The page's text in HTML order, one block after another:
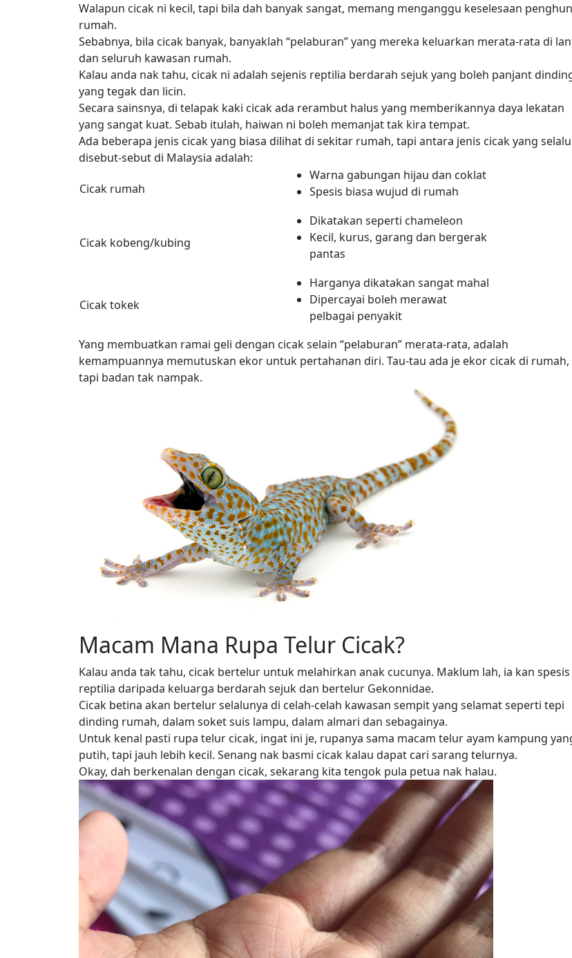
Walapun cicak ni kecil, tapi bila dah banyak sangat, memang menganggu keselesaan
rumah.
Sebabnya, bila cicak banyak, banyaklah “pelaburan” yang mereka keluarkan merata-rata di
dan seluruh kawasan rumah.
Kalau anda nak tahu, cicak ni adalah sejenis reptilia berdarah sejuk yang boleh panjant
yang tegak dan licin.
Secara sainsnya, di telapak kaki cicak ada rerambut halus yang memberikannya daya lekatan
yang sangat kuat. Sebab itulah, haiwan ni boleh memanjat tak kira tempat.
Ada beberapa jenis cicak yang biasa dilihat di sekitar rumah, tapi antara jenis cicak yang selalu
disebut-sebut di Malaysia adalah:
Cicak rumah
Warna gabungan hijau dan coklat
Spesis biasa wujud di rumah
Cicak kobeng/kubing
Dikatakan seperti chameleon
Kecil, kurus, garang dan bergerak
pantas
Cicak tokek
Harganya dikatakan sangat mahal
Dipercayai boleh merawat
pelbagai penyakit
Yang membuatkan ramai geli dengan cicak selain “pelaburan” merata-rata, adalah
kemampuannya memutuskan ekor untuk pertahanan diri. Tau-tau ada je ekor cicak di rumah,
tapi badan tak nampak.
Macam Mana Rupa Telur Cicak?
Kalau anda tak tahu, cicak bertelur untuk melahirkan anak cucunya. Maklum lah, ia kan spesis
reptilia daripada keluarga berdarah sejuk dan bertelur Gekonnidae.
Cicak betina akan bertelur selalunya di celah-celah kawasan sempit yang selamat seperti tepi
dinding rumah, dalam soket suis lampu, dalam almari dan sebagainya.
Untuk kenal pasti rupa telur cicak, ingat ini je, rupanya sama macam telur ayam kampung
putih, tapi jauh lebih kecil. Senang nak basmi cicak kalau dapat cari sarang telurnya.
Okay, dah berkenalan dengan cicak, sekarang kita tengok pula petua nak halau.